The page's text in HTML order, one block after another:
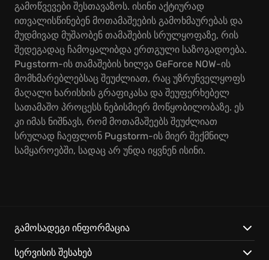
გამოწვევები შესთავაზოს. ისინი აქტიურად
ითვალისწინებენ მოთამაშეების გამოხმაურებას და
მუდმივად მუშაობენ თამაშების სრულყოფაზე, რის
შედეგადაც ჩამოყალიბდა ერთგული საზოგადოება.
Pugstorm-ის თამაშების ხილვა GeForce NOW-ის
მომხმარებლებსაც შეუძლიათ, რაც უზრუნველყოფს
მაღალი ხარისხის გრაფიკასა და შეუფერხებელ
სათამაშო პროცესს ნებისმიერ მოწყობილობაზე. ეს
კი იმას ნიშნავს, რომ მოთამაშეებს შეუძლიათ
სრულად ჩაეფლონ Pugstorm-ის მიერ შექმნილ
სამყაროებში, სადაც არ უნდა იყვნენ ისინი.
გამოსადეგი ინფორმაცია
სერვისის შესახებ